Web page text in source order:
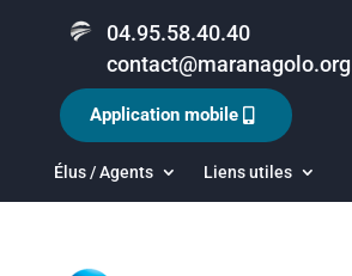
04.95.58.40.40
contact@maranagolo.org
Élus / Agents Liens utiles
Application mobile